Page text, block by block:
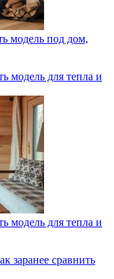
модель под дом,
модель для тепла и
модель для тепла и
заранее сравнить